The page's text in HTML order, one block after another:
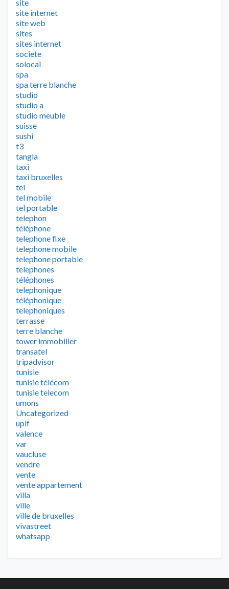
site
site internet
site web
sites
sites internet
societe
solocal
spa
spa terre blanche
studio
studio a
studio meuble
suisse
sushi
t3
tangla
taxi
taxi bruxelles
tel
tel mobile
tel portable
telephon
téléphone
telephone fixe
telephone mobile
telephone portable
telephones
téléphones
telephonique
téléphonique
telephoniques
terrasse
terre blanche
tower immobilier
transatel
tripadvisor
tunisie
tunisie télécom
tunisie telecom
umons
Uncategorized
uplf
valence
var
vaucluse
vendre
vente
vente appartement
villa
ville
ville de bruxelles
vivastreet
whatsapp